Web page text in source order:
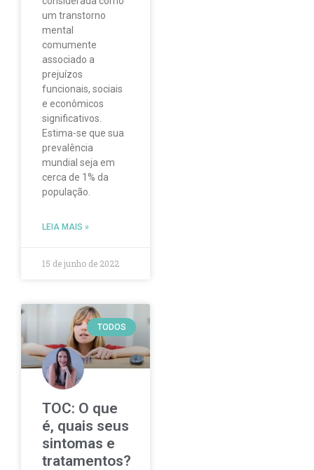
um transtorno
mental
comumente
associado a
prejuízos
funcionais, sociais
e econômicos
significativos.
Estima-se que sua
prevalência
mundial seja em
cerca de 1% da
população.
LEIA MAIS »
15 de junho de 2022
TODOS
TOC: O que
é, quais seus
sintomas e
tratamentos?